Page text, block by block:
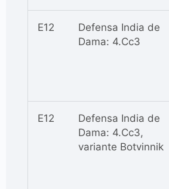
E12
Defensa India de
Dama: 4.Cc3
E12
Defensa India de
Dama: 4.Cc3,
variante Botvinnik